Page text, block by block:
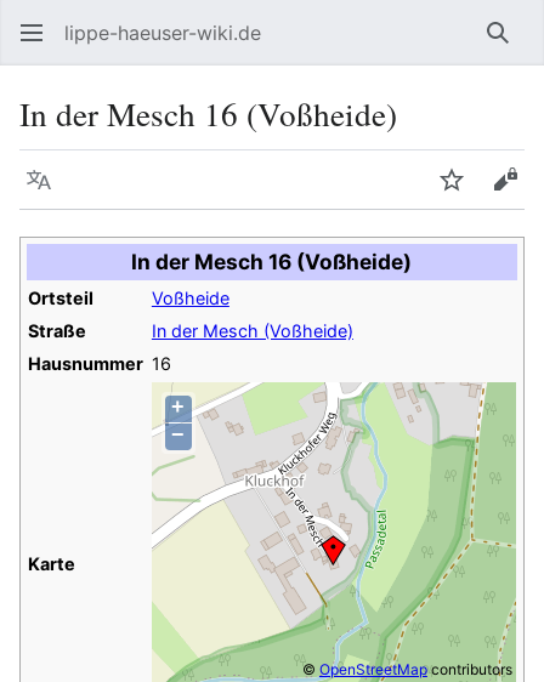
lippe-haeuser-wiki.de
In der Mesch 16 (Voßheide)
Sprache
In der Mesch 16 (Voßheide)
Ortsteil
Voßheide
Straße
In der Mesch (Voßheide)
Hausnummer 16
Karte
+
−
© OpenStreetMapcontributors